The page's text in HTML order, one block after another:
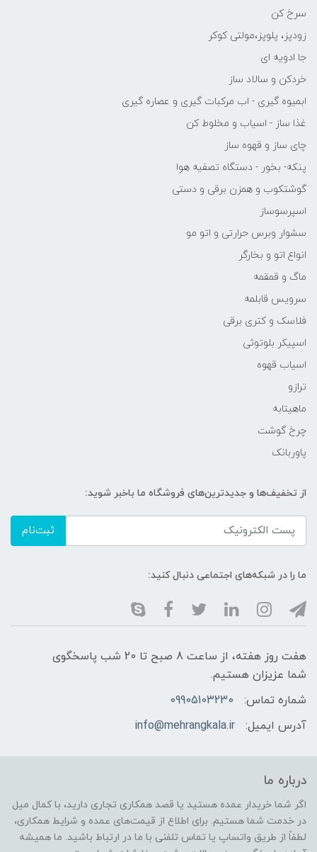
سرخ کن
زودپز، پلوپز،مولتی کوکر
جا ادویه ای
خردکن و سالاد ساز
ابمیوه گیری - اب مرکبات گیری و عصاره گیری
غذا ساز - اسیاب و مخلوط کن
چای ساز و قهوه ساز
پنکه- بخور - دستگاه تصفیه هوا
گوشتکوب و همزن برقی و دستی
اسپرسوساز
سشوار وبرس حرارتی و اتو مو
انواع اتو و بخارگر
ماگ و قمقمه
سرویس قابلمه
فلاسک و کتری برقی
اسپیکر بلوتوثی
اسیاب قهوه
ترازو
ماهیتابه
چرخ گوشت
پاوربانک
از تخفیف‌ها و جدیدترین‌های فروشگاه ما باخبر شوید:
ثبت‌نام
ما را در شبکه‌های اجتماعی دنبال کنید:
هفت روز هفته، از ساعت 8 صبح تا 20 شب پاسخگوی
شما عزیزان هستیم.
شماره تماس:
09905103230
آدرس ایمیل:
info@mehrangkala.ir
درباره ما
اگر شما خریدار عمده هستید یا قصد همکاری تجاری دارید، با کمال میل
در خدمت شما هستیم. برای اطلاع از قیمت‌های عمده و شرایط همکاری،
لطفاً از طریق واتساپ یا تماس تلفنی با ما در ارتباط باشید. ما همیشه